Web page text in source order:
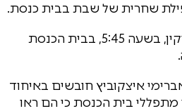
האירוע התרחש במניין ותיקין, בשעה 5:45, בבית הכנסת
איצקוביץ חובשים באיחוד
מתפללי בית הכנסת כי הם ראו